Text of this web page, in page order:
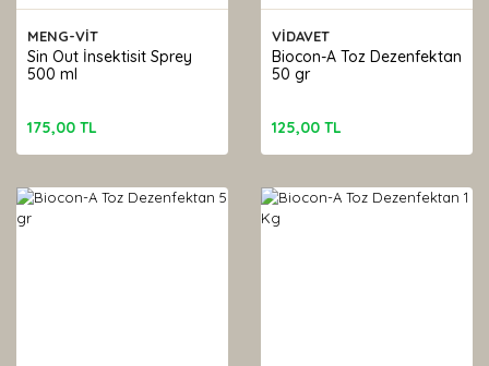
MENG-VİT
Sin Out İnsektisit Sprey
500 ml
175,00 TL
VİDAVET
Biocon-A Toz Dezenfektan
50 gr
125,00 TL